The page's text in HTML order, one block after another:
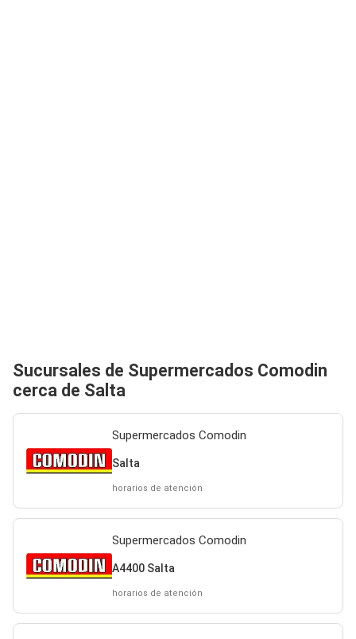
Sucursales de Supermercados Comodin
cerca de Salta
Supermercados Comodin
Salta
horarios de atención
Supermercados Comodin
A4400 Salta
horarios de atención